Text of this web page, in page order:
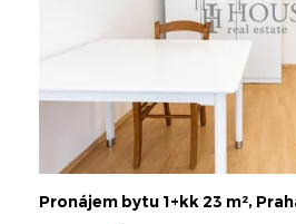
Pronájem bytu 1+kk 23 m², Praha